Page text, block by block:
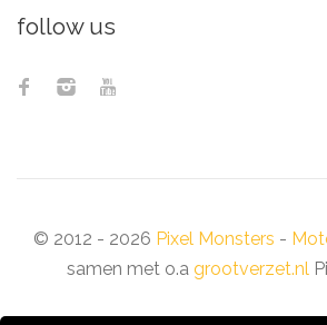
follow us
© 2012 - 2026 Pixel Monsters -
samen met o.a grootverzet.nl